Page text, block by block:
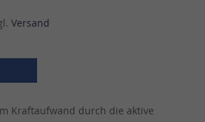
Versand
Kraftaufwand durch die aktive